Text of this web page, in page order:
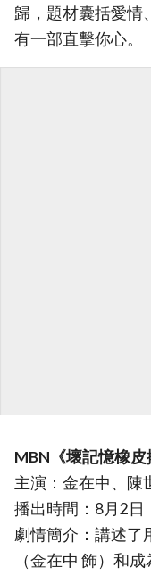
歸，題材囊括愛情
有一部直擊你心。
MBN《壞記憶橡皮
主演：金在中、陳
播出時間：8月2日
劇情簡介：講述了
（金在中 飾）和